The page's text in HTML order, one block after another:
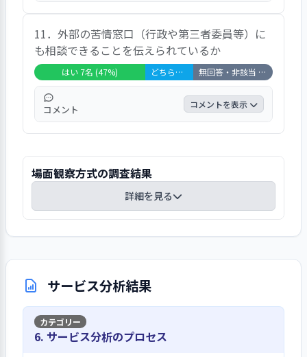
「はい」の回答が12名で、80％になっていま
す。自由意見としては「２ヶ月に１度の運営
推進会議の席で発言した後、改善されてきて
おり、スタッフの気になる行動もなかった」
などの意見が見られました。
11．外部の苦情窓口（行政や第三者委員等）に
も相談できることを伝えられているか
はい 7名 (47%) どちらともいえない 3名 (20%) 無回答・非該当 5名 (33%)
コメント コメントを表示
「はい」の回答が7名で、47％になっていま
す。自由意見としては「問いの事例は該当な
いが、運営推進会議(２ヶ月に１度)に他施設
や地域の方が参加されていることで、参考に
なる話も時折あり良いと感じている」などの
意見が見られました。
場面観察方式の調査結果
詳細を見る
査の視点に基づいて評価機関が選定した場面
落ち着かず立ち上がるご入居者に職員が「手
が冷たいですね」と手を重ねながら声を掛け
「さあどうぞごゆっくり」とお茶を勧める。
ご入居者は「ありがとう」と言葉を発して笑
サービス分析結果
6. サービス分析のプロセス